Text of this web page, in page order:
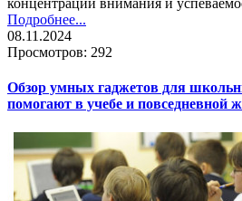
концентрации внимания и
Подробнее...
08.11.2024
Просмотров: 292
Обзор умных гаджетов для
помогают в учебе и повседневной